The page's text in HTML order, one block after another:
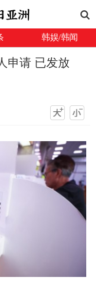
韩娱/韩闻
申请 已发放